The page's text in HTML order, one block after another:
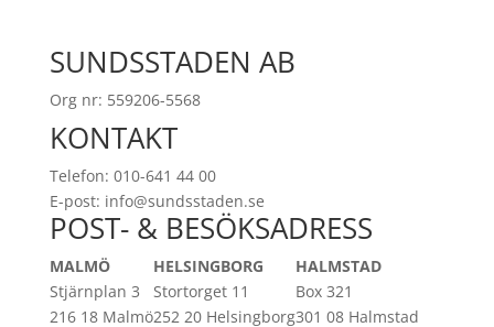
SUNDSSTADEN AB
Org nr: 559206-5568
KONTAKT
Telefon: 010-641 44 00
E-post: info@sundsstaden.se
POST- & BESÖKSADRESS
MALMÖ
Stjärnplan 3
216 18 Malmö
HELSINGBORG
Stortorget 11
252 20 Helsingborg
HALMSTAD
Box 321
301 08 Halmstad